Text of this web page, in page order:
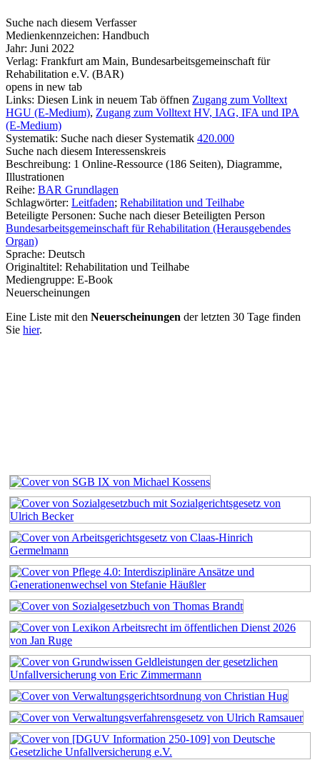
Suche nach diesem Verfasser
Medienkennzeichen: Handbuch
Jahr: Juni 2022
Verlag: Frankfurt am Main, Bundesarbeitsgemeinschaft für
Rehabilitation e.V. (BAR)
opens in new tab
Links: Diesen Link in neuem Tab öffnen Zugang zum Volltext
HGU (E-Medium), Zugang zum Volltext HV, IAG, IFA und IPA
(E-Medium)
Systematik: Suche nach dieser Systematik 420.000
Suche nach diesem Interessenskreis
Beschreibung: 1 Online-Ressource (186 Seiten), Diagramme,
Illustrationen
Reihe: BAR Grundlagen
Schlagwörter: Leitfaden; Rehabilitation und Teilhabe
Beteiligte Personen: Suche nach dieser Beteiligten Person
Bundesarbeitsgemeinschaft für Rehabilitation (Herausgebendes
Organ)
Sprache: Deutsch
Originaltitel: Rehabilitation und Teilhabe
Mediengruppe: E-Book
Neuerscheinungen
Eine Liste mit den Neuerscheinungen der letzten 30 Tage finden
Sie hier.